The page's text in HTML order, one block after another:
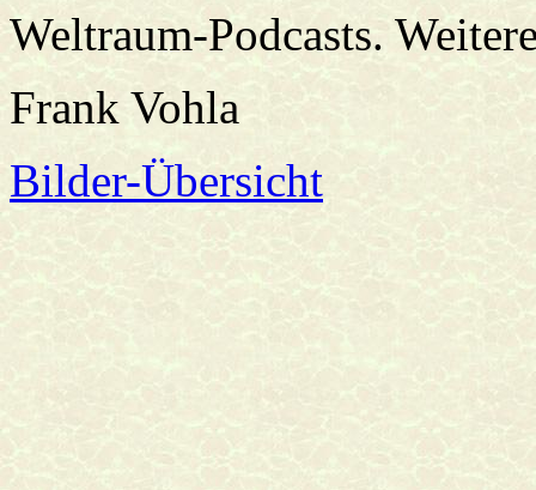
Weltraum-Podcasts.
Frank Vohla
Bilder-Übersicht